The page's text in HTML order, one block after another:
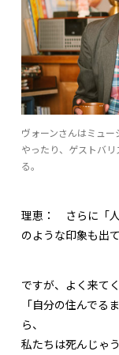
ヴォーンさんはミュ
やったり、ゲストバ
る。
理恵： さらに「
のような印象も出
ですが、よく来て
「自分の住んでる
ら、
私たちは死んじゃ